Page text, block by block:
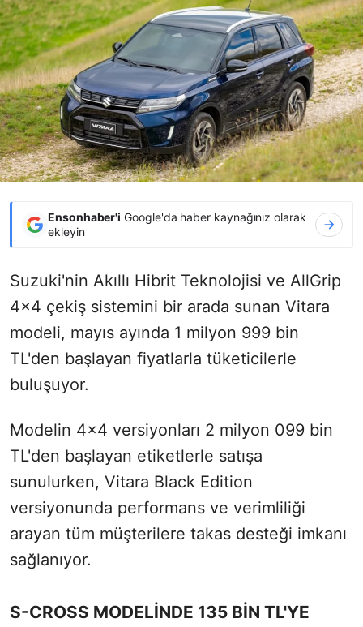
Ensonhaber'i Google'da haber kaynağınız olarak
ekleyin
Suzuki'nin Akıllı Hibrit Teknolojisi ve AllGrip
4x4 çekiş sistemini bir arada sunan Vitara
modeli, mayıs ayında 1 milyon 999 bin
TL'den başlayan fiyatlarla tüketicilerle
buluşuyor.
Modelin 4x4 versiyonları 2 milyon 099 bin
TL'den başlayan etiketlerle satışa
sunulurken, Vitara Black Edition
versiyonunda performans ve verimliliği
arayan tüm müşterilere takas desteği imkanı
sağlanıyor.
S-CROSS MODELİNDE 135 BİN TL'YE